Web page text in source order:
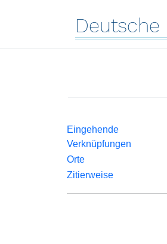
Deutsche
Eingehende
Verknüpfungen
Orte
Zitierweise